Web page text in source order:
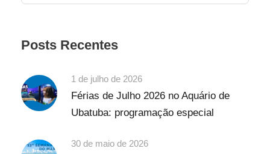
Posts Recentes
1 de julho de 2026
Férias de Julho 2026 no Aquário de
Ubatuba: programação especial
30 de maio de 2026